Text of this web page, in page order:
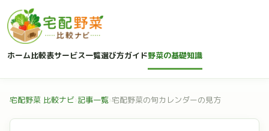
ホーム比較表サービス一覧選び方ガイド野菜の基礎知識
宅配野菜 比較ナビ›記事一覧›宅配野菜の旬カレンダーの見方